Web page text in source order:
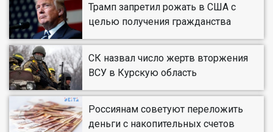
Трамп запретил рожать в США с
целью получения гражданства
СК назвал число жертв вторжения
ВСУ в Курскую область
Россиянам советуют переложить
деньги с накопительных счетов